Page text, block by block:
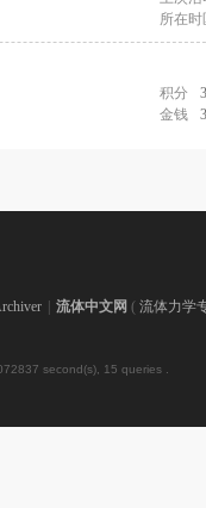
所在时
积分
金钱
流体中文网 ( 流体力学
second(s), 15 queries .